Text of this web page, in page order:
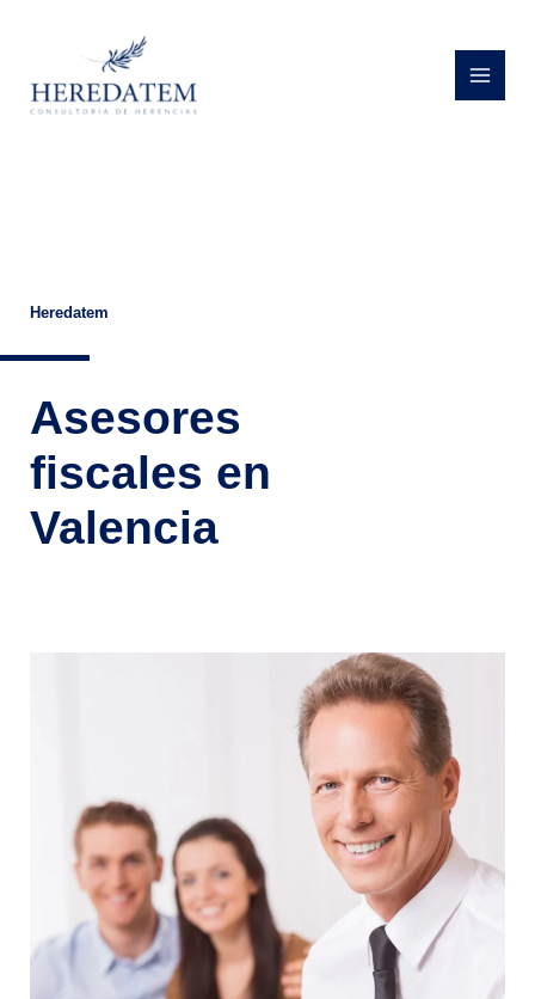
contenido
Heredatem
Asesores
fiscales en
Valencia